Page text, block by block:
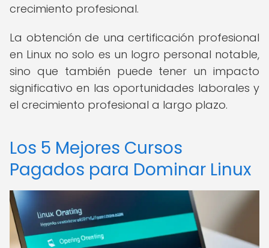
crecimiento profesional.
La obtención de una certificación profesional
en Linux no solo es un logro personal notable,
sino que también puede tener un impacto
significativo en las oportunidades laborales y
el crecimiento profesional a largo plazo.
Los 5 Mejores Cursos
Pagados para Dominar Linux